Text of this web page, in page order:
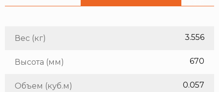
Вес (кг) 3.556
Высота (мм) 670
Объем (куб.м) 0.057